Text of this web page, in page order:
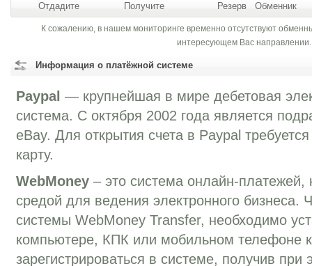
Отдадите Получите Резерв Обменник
К сожалению, в нашем мониторинге временно отсутствуют
интересующем Вас направлении.
Информация о платёжной системе
Paypal — крупнейшая в мире дебетовая
система. C октября 2002 года является
eBay. Для открытия счета в Paypal
карту.
WebMoney – это система онлайн-платежей,
средой для ведения электронного бизнеса.
системы WebMoney Transfer, необходимо
компьютере, КПК или мобильном телефоне
зарегистрироваться в системе, получив